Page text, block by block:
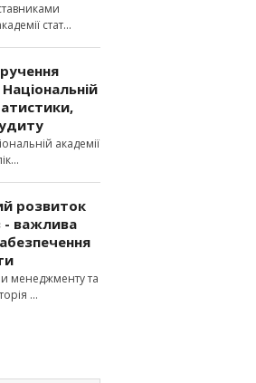
стат
академії
розвиток
- важлива
менеджменту та